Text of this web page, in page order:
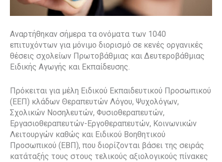
Αναρτήθηκαν σήμερα τα ονόματα των 1040
επιτυχόντων για μόνιμο διορισμό σε κενές οργανικές
θέσεις σχολείων Πρωτοβάθμιας και Δευτεροβάθμιας
Ειδικής Αγωγής και Εκπαίδευσης.
Πρόκειται για μέλη Ειδικού Εκπαιδευτικού Προσωπικού
(ΕΕΠ) κλάδων Θεραπευτών Λόγου, Ψυχολόγων,
Σχολικών Νοσηλευτών, Φυσιοθεραπευτών,
Εργασιοθεραπευτών-Εργοθεραπευτών, Κοινωνικών
Λειτουργών καθώς και Ειδικού Βοηθητικού
Προσωπικού (ΕΒΠ), που διορίζονται βάσει της σειράς
κατάταξής τους στους τελικούς αξιολογικούς πίνακες